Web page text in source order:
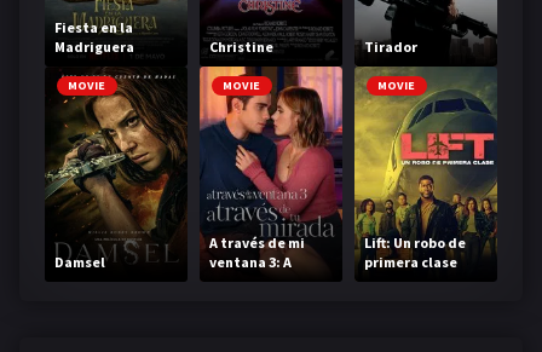
Fiesta en la
Madriguera
Christine Tirador
MOVIE
Damsel
MOVIE
A través de mi
ventana 3: A
través de tu
MOVIE
Lift: Un robo de
primera clase